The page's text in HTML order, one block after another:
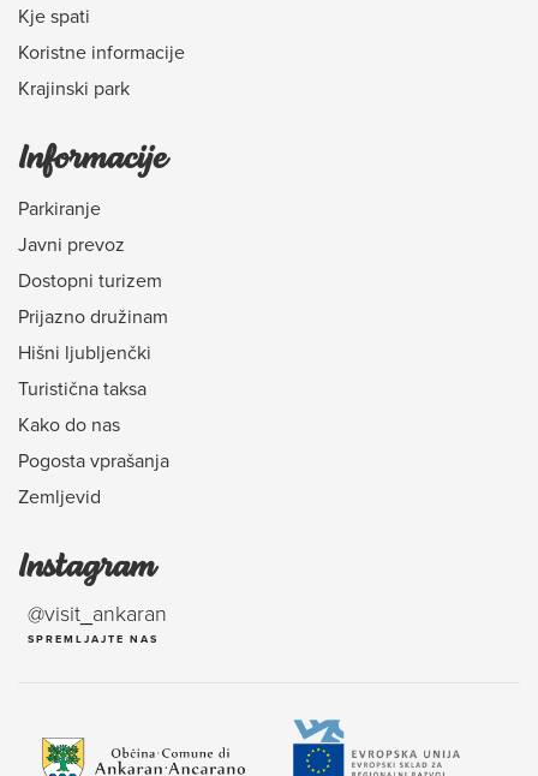
Kje spati
Koristne informacije
Krajinski park
Informacije
Parkiranje
Javni prevoz
Dostopni turizem
Prijazno družinam
Hišni ljubljenčki
Turistična taksa
Kako do nas
Pogosta vprašanja
Zemljevid
Instagram
@visit_ankaran
SPREMLJAJTE NAS